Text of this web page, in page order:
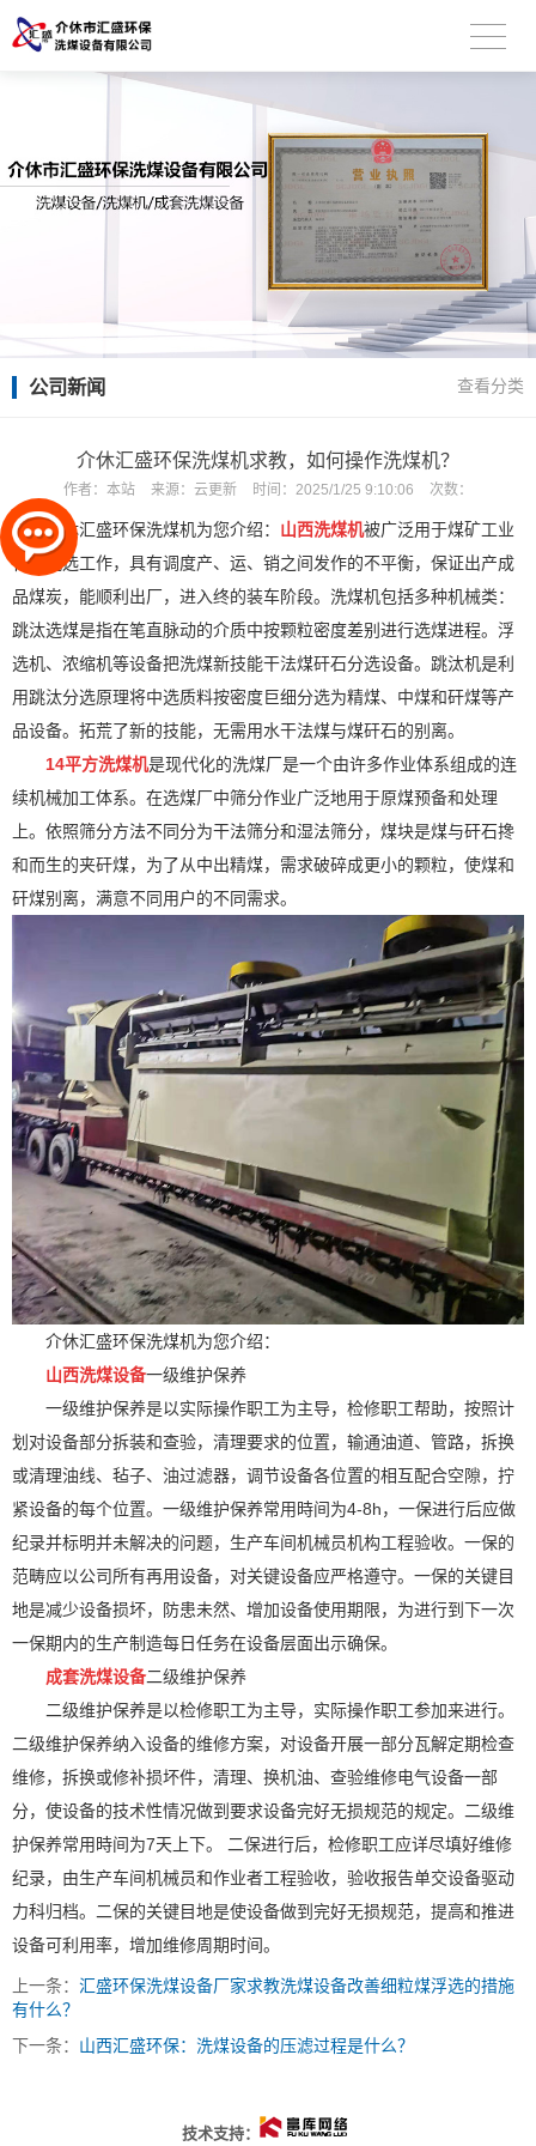
公司新闻 查看分类
介休汇盛环保洗煤机求教，如何操作洗煤机？
作者： 本站 来源： 云更新 时间： 2025/1/25 9:10:06 次数：
介休汇盛环保洗煤机为您介绍： 山西洗煤机被广泛用于煤矿工业
化的洗选工作，具有调度产、运、销之间发作的不平衡，保证出产成
品煤炭，能顺利出厂，进入终的装车阶段。洗煤机包括多种机械类：
跳汰选煤是指在笔直脉动的介质中按颗粒密度差别进行选煤进程。浮
选机、浓缩机等设备把洗煤新技能干法煤矸石分选设备。跳汰机是利
用跳汰分选原理将中选质料按密度巨细分选为精煤、中煤和矸煤等产
品设备。拓荒了新的技能，无需用水干法煤与煤矸石的别离。
14平方洗煤机是现代化的洗煤厂是一个由许多作业体系组成的连
续机械加工体系。在选煤厂中筛分作业广泛地用于原煤预备和处理
上。依照筛分方法不同分为干法筛分和湿法筛分，煤块是煤与矸石搀
和而生的夹矸煤，为了从中出精煤，需求破碎成更小的颗粒，使煤和
矸煤别离，满意不同用户的不同需求。
介休汇盛环保洗煤机为您介绍：
山西洗煤设备一级维护保养
一级维护保养是以实际操作职工为主导，检修职工帮助，按照计
划对设备部分拆装和查验，清理要求的位置，输通油道、管路，拆换
或清理油线、毡子、油过滤器，调节设备各位置的相互配合空隙，拧
紧设备的每个位置。一级维护保养常用時间为4-8h，一保进行后应做
纪录并标明并未解决的问题，生产车间机械员机构工程验收。一保的
范畴应以公司所有再用设备，对关键设备应严格遵守。一保的关键目
地是减少设备损坏，防患未然、增加设备使用期限，为进行到下一次
一保期内的生产制造每日任务在设备层面出示确保。
成套洗煤设备二级维护保养
二级维护保养是以检修职工为主导，实际操作职工参加来进行。
二级维护保养纳入设备的维修方案，对设备开展一部分瓦解定期检查
维修，拆换或修补损坏件，清理、换机油、查验维修电气设备一部
分，使设备的技术性情况做到要求设备完好无损规范的规定。二级维
护保养常用時间为7天上下。 二保进行后，检修职工应详尽填好维修
纪录，由生产车间机械员和作业者工程验收，验收报告单交设备驱动
力科归档。二保的关键目地是使设备做到完好无损规范，提高和推进
设备可利用率，增加维修周期时间。
上一条： 汇盛环保洗煤设备厂家求教洗煤设备改善细粒煤浮选的措施
有什么？
下一条： 山西汇盛环保：洗煤设备的压滤过程是什么？
技术支持：